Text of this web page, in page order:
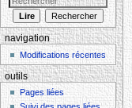
navigation
Modifications récentes
outils
Pages liées